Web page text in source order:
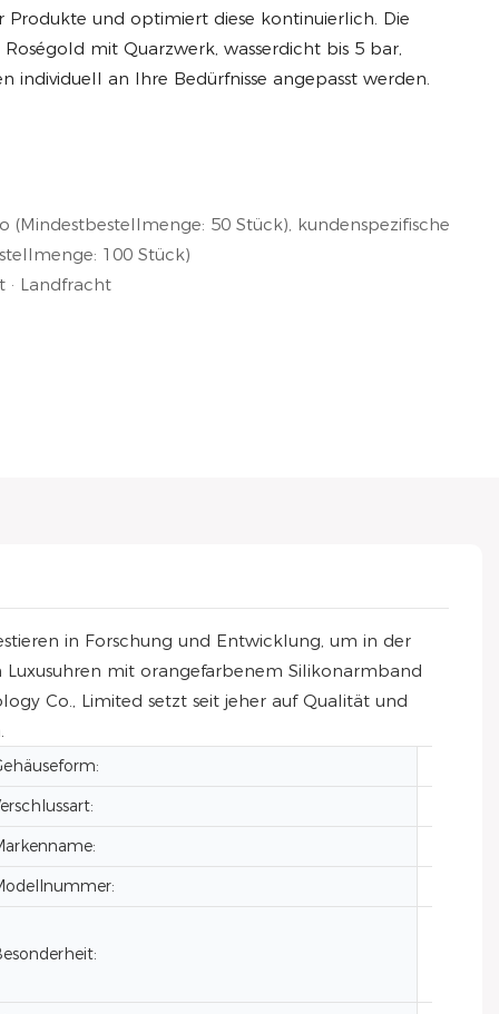
Produkte und optimiert diese kontinuierlich. Die
mit Quarzwerk, wasserdicht bis 5 bar,
individuell an Ihre Bedürfnisse angepasst werden.
(Mindestbestellmenge: 50 Stück), kundenspezifische
100 Stück)
· Landfracht
in Forschung und Entwicklung, um in der
Luxusuhren mit orangefarbenem Silikonarmband
Co., Limited setzt seit jeher auf Qualität und